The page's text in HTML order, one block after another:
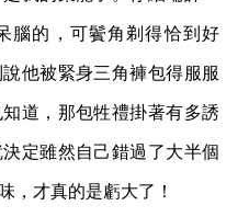
腦的，可鬢角剃得恰到好
他被緊身三角褲包得服服
道，那包牲禮掛著有多誘
定雖然自己錯過了大半個
，才真的是虧大了！